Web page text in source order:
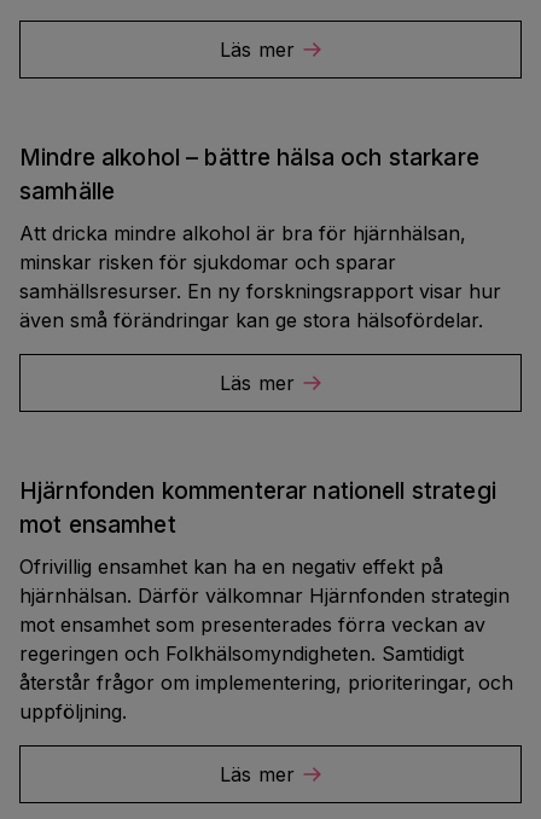
Läs mer
Mindre alkohol – bättre hälsa och starkare
samhälle
Att dricka mindre alkohol är bra för hjärnhälsan,
minskar risken för sjukdomar och sparar
samhällsresurser. En ny forskningsrapport visar hur
även små förändringar kan ge stora hälsofördelar.
Läs mer
Hjärnfonden kommenterar nationell strategi
mot ensamhet
Ofrivillig ensamhet kan ha en negativ effekt på
hjärnhälsan. Därför välkomnar Hjärnfonden strategin
mot ensamhet som presenterades förra veckan av
regeringen och Folkhälsomyndigheten. Samtidigt
återstår frågor om implementering, prioriteringar, och
uppföljning.
Läs mer